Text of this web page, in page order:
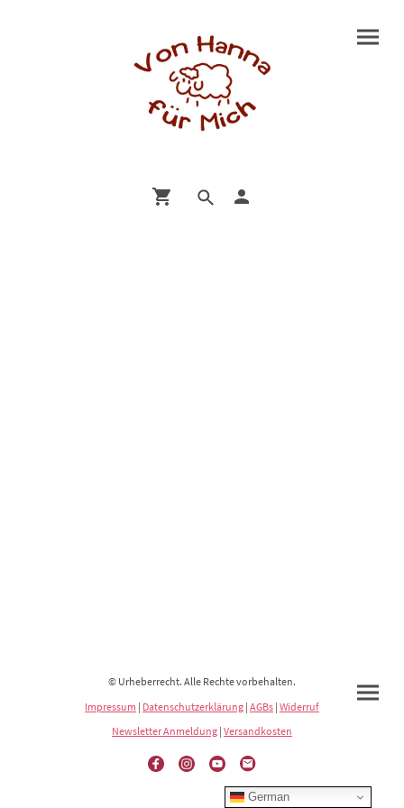
© Urheberrecht. Alle Rechte vorbehalten.
Impressum | Datenschutzerklärung | AGBs | Widerruf
Newsletter Anmeldung | Versandkosten
German